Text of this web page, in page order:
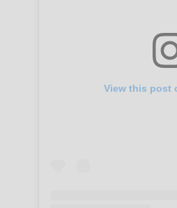
View this post